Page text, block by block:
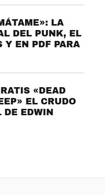
LA
DEL PUNK, EL
Y EN PDF PARA
«DEAD
EL CRUDO
DE EDWIN